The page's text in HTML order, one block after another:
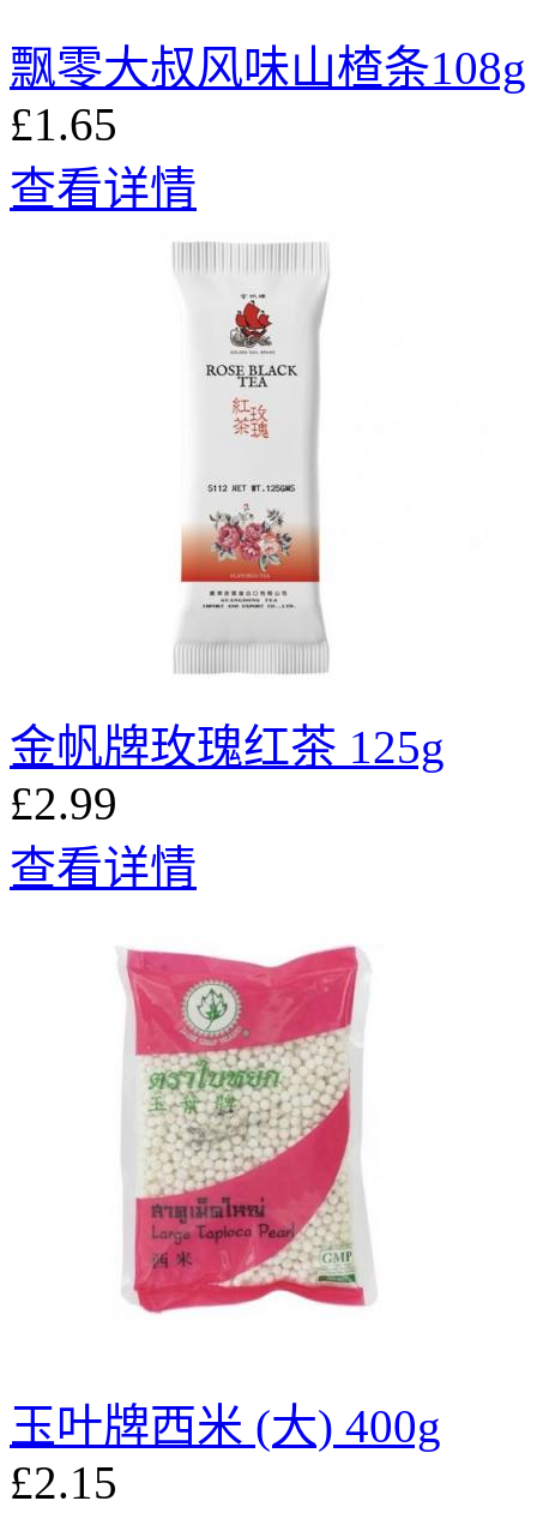
飘零大叔风味山楂条108g
£1.65
查看详情
金帆牌玫瑰红茶 125g
£2.99
查看详情
玉叶牌西米 (大) 400g
£2.15